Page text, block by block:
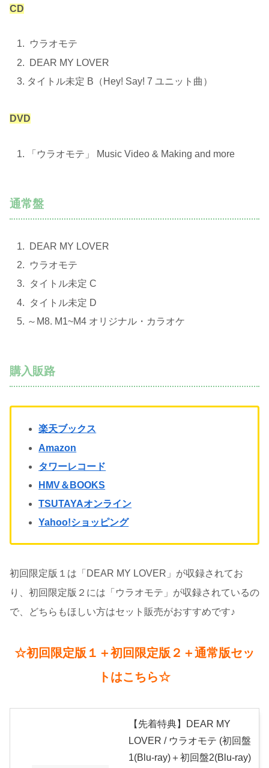
CD
ウラオモテ
DEAR MY LOVER
タイトル未定 B（Hey! Say! 7 ユニット曲）
DVD
「ウラオモテ」 Music Video & Making and more
通常盤
DEAR MY LOVER
ウラオモテ
タイトル未定 C
タイトル未定 D
～M8. M1~M4 オリジナル・カラオケ
購入販路
楽天ブックス
Amazon
タワーレコード
HMV＆BOOKS
TSUTAYAオンライン
Yahoo!ショッピング
初回限定版１は「DEAR MY LOVER」が収録されてお
り、初回限定版２には「ウラオモテ」が収録されているの
で、どちらもほしい方はセット販売がおすすめです♪
☆初回限定版１＋初回限定版２＋通常版セッ
トはこちら☆
【先着特典】DEAR MY
LOVER / ウラオモテ (初回盤
1(Blu-ray)＋初回盤2(Blu-ray)